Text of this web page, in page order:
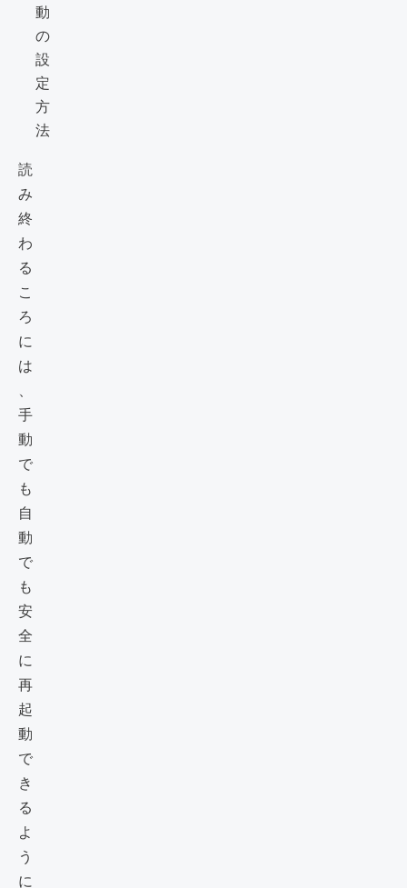
動
の
設
定
方
法
読
み
終
わ
る
こ
ろ
に
は
手
動
で
も
自
動
で
も
安
全
に
再
起
動
で
き
る
よ
う
に